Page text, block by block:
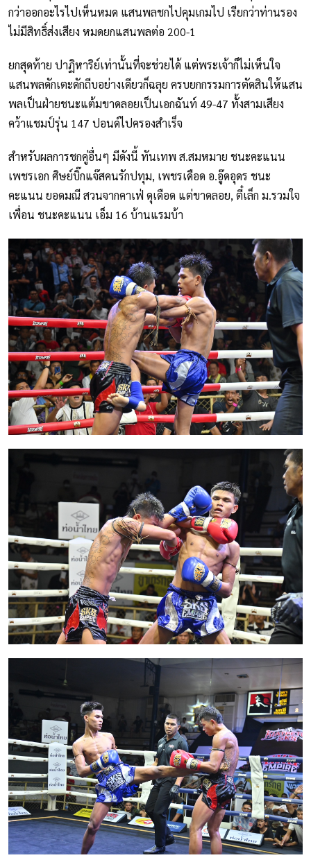
กว่าออกอะไรไปเห็นหมด แสนพลชกไปคุมเกมไป เรียกว่าท่านรอง
ไม่มีสิทธิ์ส่งเสียง หมดยกแสนพลต่อ 200-1
ยกสุดท้าย ปาฏิหาริย์เท่านั้นที่จะช่วยได้ แต่พระเจ้าก็ไม่เห็นใจ
แสนพลดักเตะดักถีบอย่างเดียวก็ฉลุย ครบยกกรรมการตัดสินให้แสน
พลเป็นฝ่ายชนะแต้มขาดลอยเป็นเอกฉันท์ 49-47 ทั้งสามเสียง
คว้าแชมป์รุ่น 147 ปอนด์ไปครองสำเร็จ
สำหรับผลการชกคู่อื่นๆ มีดังนี้ ทันเทพ ส.สมหมาย ชนะคะแนน
เพชรเอก ศิษย์บิ๊กแจ๊สคนรักปทุม, เพชรเดือด อ.อู๊ดอุดร ชนะ
คะแนน ยอดมณี สวนจากคาเฟ่ ดุเดือด แต่ขาดลอย, ตี๋เล็ก ม.รวมใจ
เพื่อน ชนะคะแนน เอ็ม 16 บ้านแรมบ้า